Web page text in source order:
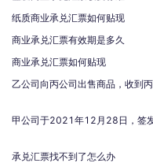
纸质商业承兑汇票如何贴现
商业承兑汇票有效期是多久
商业承兑汇票如何贴现
承兑汇票找不到了怎么办